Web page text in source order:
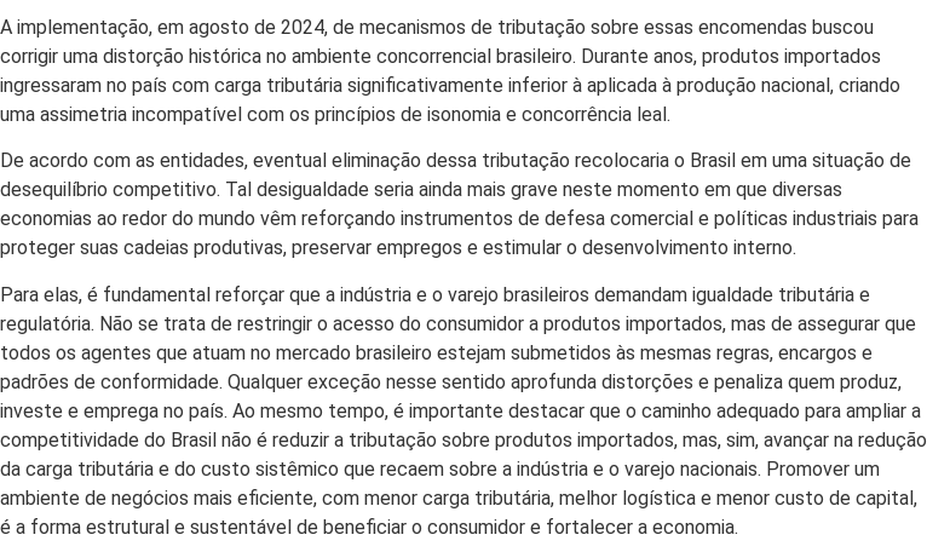
A implementação, em agosto de 2024, de mecanismos de tributação sobre essas encomendas buscou
corrigir uma distorção histórica no ambiente concorrencial brasileiro. Durante anos, produtos importados
ingressaram no país com carga tributária significativamente inferior à aplicada à produção nacional, criando
uma assimetria incompatível com os princípios de isonomia e concorrência leal.
De acordo com as entidades, eventual eliminação dessa tributação recolocaria o Brasil em uma situação de
desequilíbrio competitivo. Tal desigualdade seria ainda mais grave neste momento em que diversas
economias ao redor do mundo vêm reforçando instrumentos de defesa comercial e políticas industriais para
proteger suas cadeias produtivas, preservar empregos e estimular o desenvolvimento interno.
Para elas, é fundamental reforçar que a indústria e o varejo brasileiros demandam igualdade tributária e
regulatória. Não se trata de restringir o acesso do consumidor a produtos importados, mas de assegurar que
todos os agentes que atuam no mercado brasileiro estejam submetidos às mesmas regras, encargos e
padrões de conformidade. Qualquer exceção nesse sentido aprofunda distorções e penaliza quem produz,
investe e emprega no país. Ao mesmo tempo, é importante destacar que o caminho adequado para ampliar a
competitividade do Brasil não é reduzir a tributação sobre produtos importados, mas, sim, avançar na redução
da carga tributária e do custo sistêmico que recaem sobre a indústria e o varejo nacionais. Promover um
ambiente de negócios mais eficiente, com menor carga tributária, melhor logística e menor custo de capital,
é a forma estrutural e sustentável de beneficiar o consumidor e fortalecer a economia.